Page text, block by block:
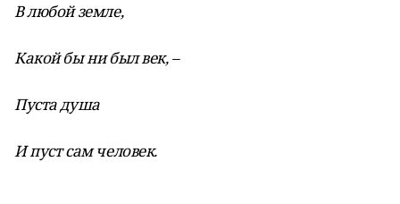
В любой земле,
Какой бы ни был век, –
Пуста душа
И пуст сам человек.